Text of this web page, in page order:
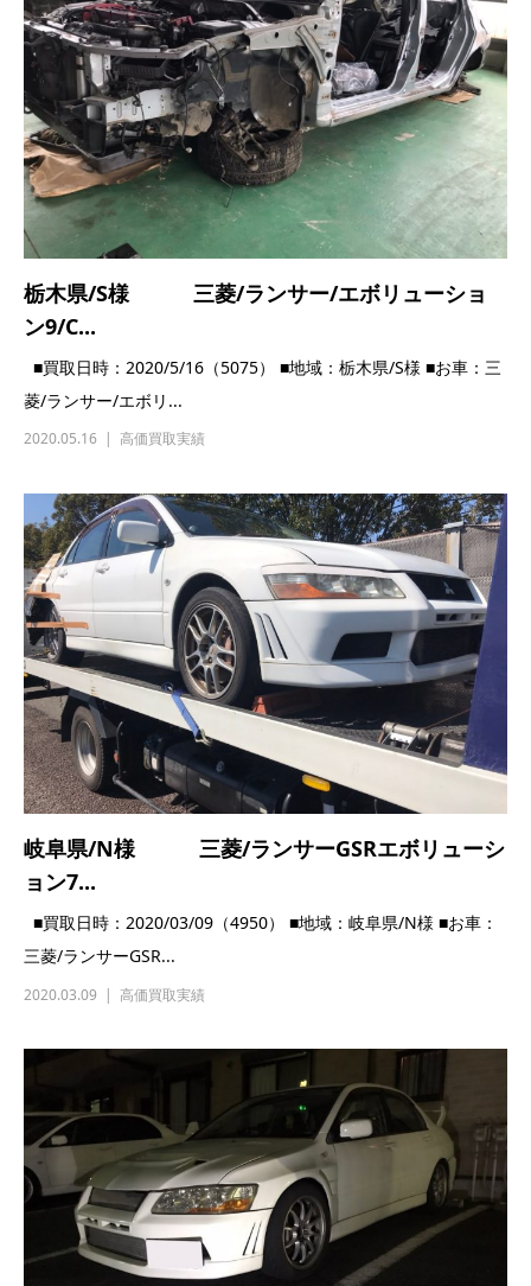
栃木県/S様 三菱/ランサー/エボリューショ
ン9/C...
■買取日時：2020/5/16（5075） ■地域：栃木県/S様 ■お車：三
菱/ランサー/エボリ...
2020.05.16 高価買取実績
岐阜県/N様 三菱/ランサーGSRエボリューシ
ョン7...
■買取日時：2020/03/09（4950） ■地域：岐阜県/N様 ■お車：
三菱/ランサーGSR...
2020.03.09 高価買取実績
千葉県/I様 三菱/ランサー/GSRエボリューシ
ョン...
■買取日時：2020/1/14（4881） ■地域：千葉県/I様 ■お車：三
菱/ランサー/GSR...